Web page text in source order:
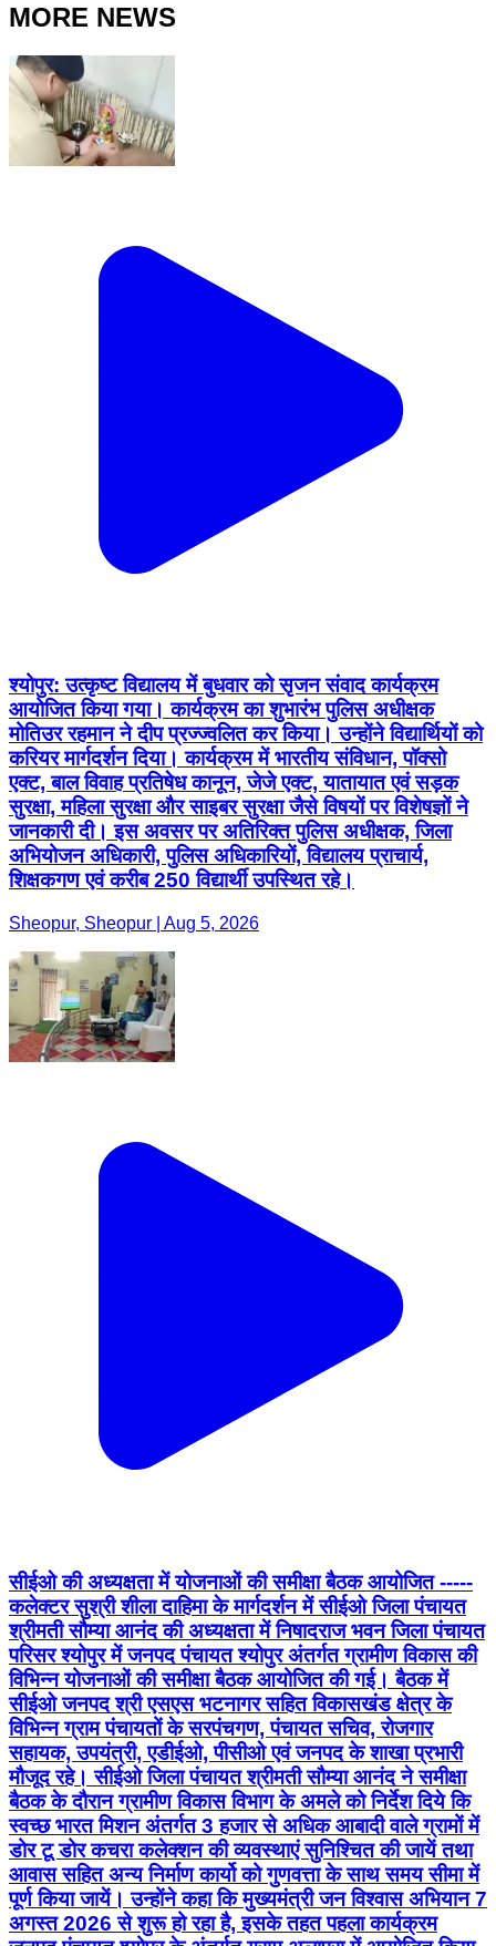
MORE NEWS
श्योपुर: उत्कृष्ट विद्यालय में बुधवार को सृजन संवाद कार्यक्रम
आयोजित किया गया। कार्यक्रम का शुभारंभ पुलिस अधीक्षक
मोतिउर रहमान ने दीप प्रज्ज्वलित कर किया। उन्होंने विद्यार्थियों को
करियर मार्गदर्शन दिया। कार्यक्रम में भारतीय संविधान, पॉक्सो
एक्ट, बाल विवाह प्रतिषेध कानून, जेजे एक्ट, यातायात एवं सड़क
सुरक्षा, महिला सुरक्षा और साइबर सुरक्षा जैसे विषयों पर विशेषज्ञों ने
जानकारी दी। इस अवसर पर अतिरिक्त पुलिस अधीक्षक, जिला
अभियोजन अधिकारी, पुलिस अधिकारियों, विद्यालय प्राचार्य,
शिक्षकगण एवं करीब 250 विद्यार्थी उपस्थित रहे।
Sheopur, Sheopur | Aug 5, 2026
सीईओ की अध्यक्षता में योजनाओं की समीक्षा बैठक आयोजित -----
कलेक्टर सुश्री शीला दाहिमा के मार्गदर्शन में सीईओ जिला पंचायत
श्रीमती सौम्या आनंद की अध्यक्षता में निषादराज भवन जिला पंचायत
परिसर श्योपुर में जनपद पंचायत श्योपुर अंतर्गत ग्रामीण विकास की
विभिन्न योजनाओं की समीक्षा बैठक आयोजित की गई। बैठक में
सीईओ जनपद श्री एसएस भटनागर सहित विकासखंड क्षेत्र के
विभिन्न ग्राम पंचायतों के सरपंचगण, पंचायत सचिव, रोजगार
सहायक, उपयंत्री, एडीईओ, पीसीओ एवं जनपद के शाखा प्रभारी
मौजूद रहे। सीईओ जिला पंचायत श्रीमती सौम्या आनंद ने समीक्षा
बैठक के दौरान ग्रामीण विकास विभाग के अमले को निर्देश दिये कि
स्वच्छ भारत मिशन अंतर्गत 3 हजार से अधिक आबादी वाले ग्रामों में
डोर टू डोर कचरा कलेक्शन की व्यवस्थाएं सुनिश्चित की जायें तथा
आवास सहित अन्य निर्माण कार्यो को गुणवत्ता के साथ समय सीमा में
पूर्ण किया जायें। उन्होंने कहा कि मुख्यमंत्री जन विश्वास अभियान 7
अगस्त 2026 से शुरू हो रहा है, इसके तहत पहला कार्यक्रम